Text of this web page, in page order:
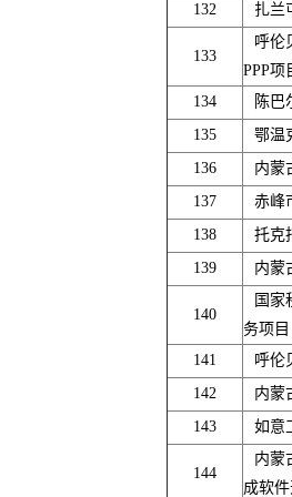
132
扎兰
133
呼伦
PPP项
134
陈巴
135
鄂温
136
内蒙
137
赤峰
138
托克
139
内蒙
140
国家
务项目
141
呼伦
142
内蒙
143
如意
144
内蒙
成软